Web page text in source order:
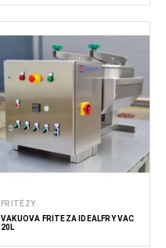
FRITÉZY
VÁKUOVÁ FRITÉZA IDEALFRY VAC
20L